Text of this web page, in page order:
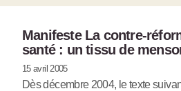
Manifeste La contre-
santé : un tissu de
15 avril 2005
Dès décembre 2004, le texte